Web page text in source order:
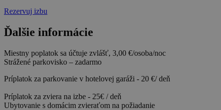
Rezervuj izbu
Ďalšie informácie
Miestny poplatok sa účtuje zvlášť, 3,00 €/osoba/noc
Strážené parkovisko – zadarmo
Príplatok za parkovanie v hotelovej garáži - 20 €/ deň
Príplatok za zviera na izbe - 25€ / deň
Ubytovanie s domácim zvieraťom na požiadanie